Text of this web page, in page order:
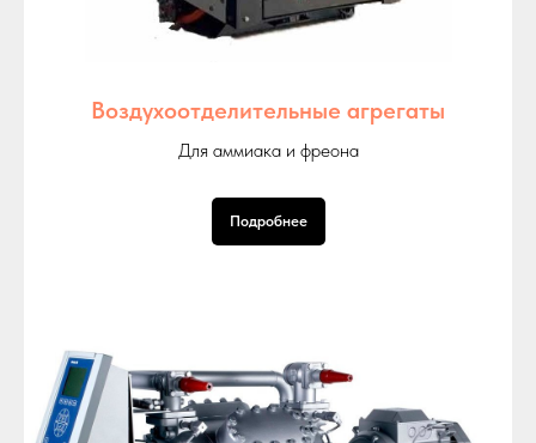
Воздухоотделительные агрегаты
Для аммиака и фреона
Подробнее